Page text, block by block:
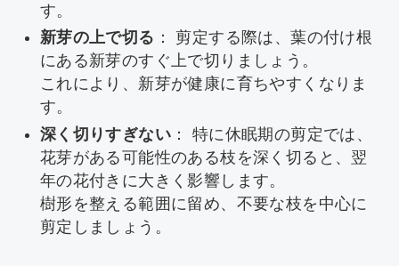
す。
新芽の上で切る ： 剪定する際は、葉の付け根
にある新芽のすぐ上で切りましょう。
これにより、新芽が健康に育ちやすくなりま
す。
深く切りすぎない ： 特に休眠期の剪定では、
花芽がある可能性のある枝を深く切ると、翌
年の花付きに大きく影響します。
樹形を整える範囲に留め、不要な枝を中心に
剪定しましょう。